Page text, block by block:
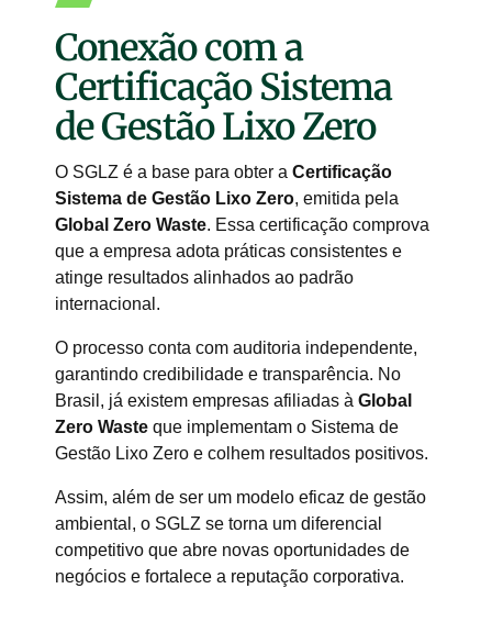
Conexão com a
Certificação Sistema
de Gestão Lixo Zero
O SGLZ é a base para obter a Certificação
Sistema de Gestão Lixo Zero, emitida pela
Global Zero Waste. Essa certificação comprova
que a empresa adota práticas consistentes e
atinge resultados alinhados ao padrão
internacional.
O processo conta com auditoria independente,
garantindo credibilidade e transparência. No
Brasil, já existem empresas afiliadas à Global
Zero Waste que implementam o Sistema de
Gestão Lixo Zero e colhem resultados positivos.
Assim, além de ser um modelo eficaz de gestão
ambiental, o SGLZ se torna um diferencial
competitivo que abre novas oportunidades de
negócios e fortalece a reputação corporativa.